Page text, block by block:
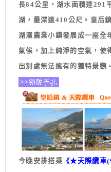
長84公里，湖水面積達291
湖，最深達410公尺。皇后
湖濱農業小鎮發展成一座全
氣候，加上純淨的空氣，使
出別處無法擁有的獨特景觀
今晚安排搭乘 《★天際纜